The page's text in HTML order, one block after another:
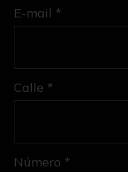
E-mail *
Calle *
Número *